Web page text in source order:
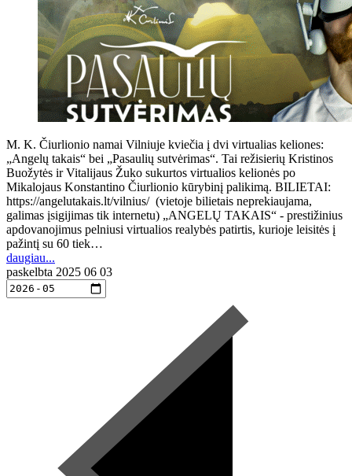
M. K. Čiurlionio namai Vilniuje kviečia į dvi virtualias keliones:
„Angelų takais“ bei „Pasaulių sutvėrimas“. Tai režisierių Kristinos
Buožytės ir Vitalijaus Žuko sukurtos virtualios kelionės po
Mikalojaus Konstantino Čiurlionio kūrybinį palikimą. BILIETAI:
https://angelutakais.lt/vilnius/ (vietoje bilietais neprekiaujama,
galimas įsigijimas tik internetu) „ANGELŲ TAKAIS“ - prestižinius
apdovanojimus pelniusi virtualios realybės patirtis, kurioje leisitės į
pažintį su 60 tiek…
daugiau...
paskelbta 2025 06 03